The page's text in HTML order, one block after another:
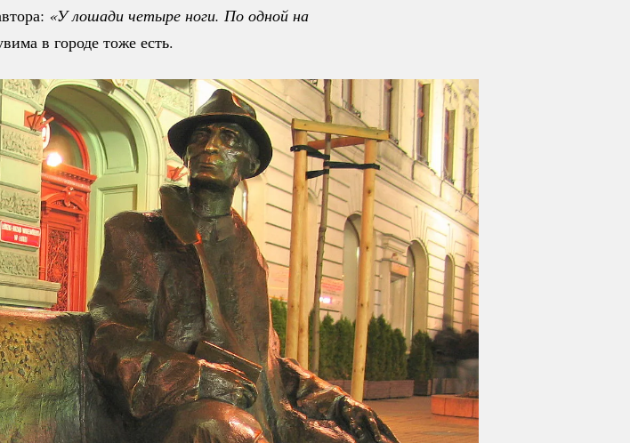
«У лошади четыре ноги. По одной на
в городе тоже есть.